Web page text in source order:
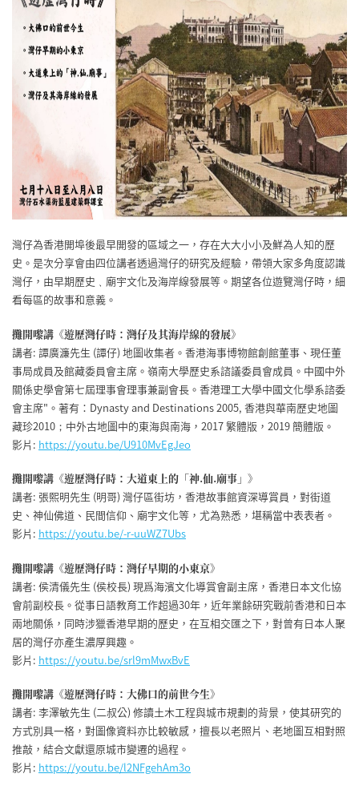
灣仔為香港開埠後最早開發的區域之一，存在大大小小及鮮為人知的歷
史。是次分享會由四位講者透過灣仔的研究及經驗，帶領大家多角度認識
灣仔，由早期歷史﹑廟宇文化及海岸線發展等。期望各位遊覽灣仔時，細
看每區的故事和意義。
攤開嚟講《遊歷灣仔時：灣仔及其海岸線的發展》
講者: 譚廣濂先生 (譚仔) 地圖收集者。香港海事博物館創館董事、現任董
事局成員及館藏委員會主席。嶺南大學歷史系諮議委員會成員。中國中外
關係史學會第七屆理事會理事兼副會長。香港理工大學中國文化學系諮委
會主席"。著有：Dynasty and Destinations 2005, 香港與華南歷史地圖
藏珍2010；中外古地圖中的東海與南海，2017 繁體版，2019 簡體版。
影片: https://youtu.be/U910MvEgJeo
攤開嚟講《遊歷灣仔時：大道東上的「神.仙.廟事」》
講者: 張熙明先生 (明哥) 灣仔區街坊，香港故事館資深導賞員，對街道
史、神仙佛道、民間信仰、廟宇文化等，尤為熟悉，堪稱當中表表者。
影片: https://youtu.be/-r-uuWZ7Ubs
攤開嚟講《遊歷灣仔時：灣仔早期的小東京》
講者: 侯清儀先生 (侯校長) 現爲海濱文化導賞會副主席，香港日本文化協
會前副校長。從事日語教育工作超過30年，近年業餘研究戰前香港和日本
兩地關係，同時涉獵香港早期的歷史，在互相交匯之下，對曾有日本人聚
居的灣仔亦產生濃厚興趣。
影片: https://youtu.be/srl9mMwxBvE
攤開嚟講《遊歷灣仔時：大佛口的前世今生》
講者: 李澤敏先生 (二叔公) 修讀土木工程與城市規劃的背景，使其研究的
方式別具一格，對圖像資料亦比較敏感，擅長以老照片、老地圖互相對照
推敲，結合文獻還原城市變遷的過程。
影片: https://youtu.be/l2NFgehAm3o